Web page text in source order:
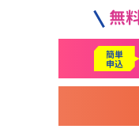
無
簡単
申込